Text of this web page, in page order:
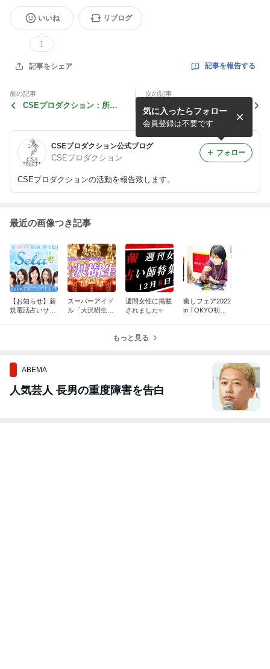
いいね
1
リブログ
記事をシェア 記事を報告する
前の記事
CSEプロダクション：所属
次の記事
CSEプロダクション：所属
タレント紹介『りひと』先生
CSEプロダクション公式ブログ
CSEプロダクション
気に入ったらフォロー
会員登録は不要です
フォロー
最近の画像つき記事
【お知らせ】新
規電話占いサイ
スーパーアイド
ル「大沢樹生」
週間女性に掲載
されました✨
癒しフェア2022
in TOKYO初出
もっと見る
ABEMA
人気芸人 長男の重度障害を告白